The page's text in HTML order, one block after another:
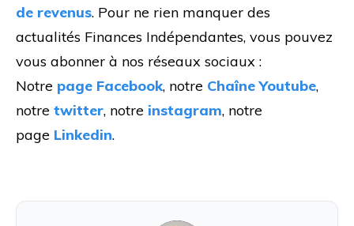
de revenus. Pour ne rien manquer des
actualités Finances Indépendantes, vous pouvez
vous abonner à nos réseaux sociaux :
Notre page Facebook, notre Chaîne Youtube,
notre twitter, notre instagram, notre
page Linkedin.